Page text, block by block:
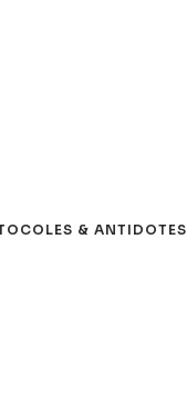
& ANTIDOTES